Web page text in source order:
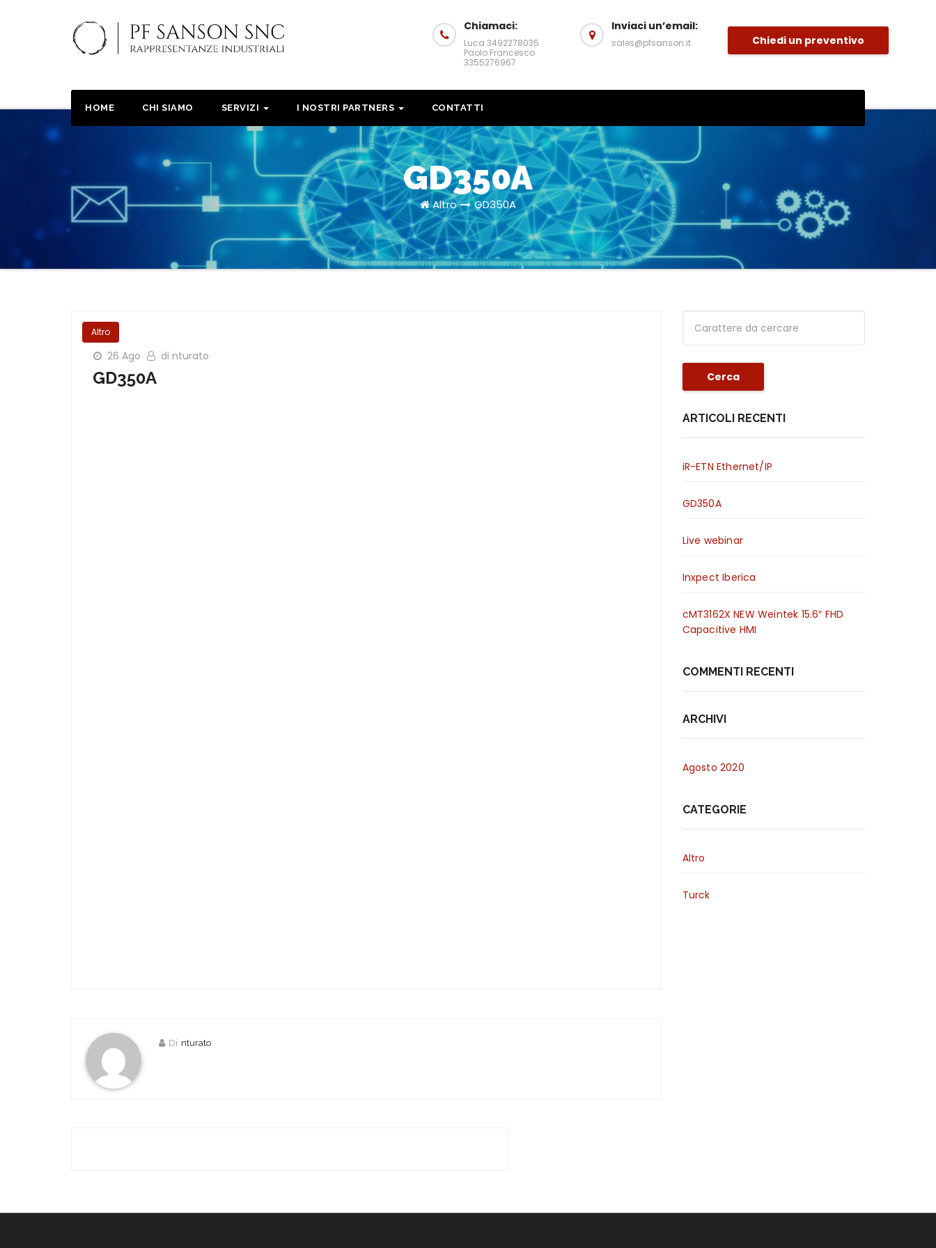
Chiamaci:
Luca 3492278035
Paolo Francesco
3355276967
Inviaci un’email:
sales@pfsanson.it Chiedi un preventivo
HOME CHI SIAMO SERVIZI I NOSTRI PARTNERS CONTATTI
GD350A
Altro GD350A
Altro
26 Ago di nturato
GD350A
Di nturato
Cerca
ARTICOLI RECENTI
iR-ETN Ethernet/IP
GD350A
Live webinar
Inxpect Iberica
cMT3162X NEW Weintek 15.6″ FHD
Capacitive HMI
COMMENTI RECENTI
ARCHIVI
Agosto 2020
CATEGORIE
Altro
Turck